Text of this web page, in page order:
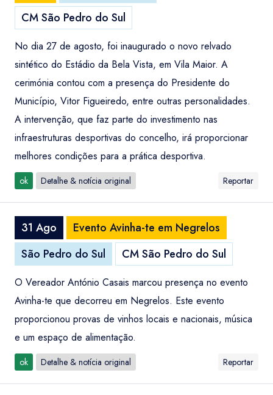
CM São Pedro do Sul
No dia 27 de agosto, foi inaugurado o novo relvado
sintético do Estádio da Bela Vista, em Vila Maior. A
cerimónia contou com a presença do Presidente do
Município, Vitor Figueiredo, entre outras personalidades.
A intervenção, que faz parte do investimento nas
infraestruturas desportivas do concelho, irá proporcionar
melhores condições para a prática desportiva.
ok Detalhe & notícia original Reportar
31 Ago
Evento Avinha-te em Negrelos
São Pedro do Sul
CM São Pedro do Sul
O Vereador António Casais marcou presença no evento
Avinha-te que decorreu em Negrelos. Este evento
proporcionou provas de vinhos locais e nacionais, música
e um espaço de alimentação.
ok Detalhe & notícia original Reportar